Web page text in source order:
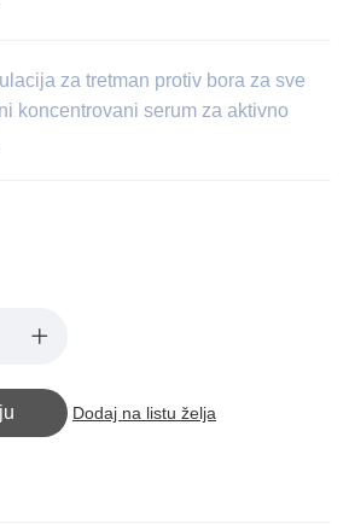
za tretman protiv bora za sve
koncentrovani serum za aktivno
Dodaj na listu želja